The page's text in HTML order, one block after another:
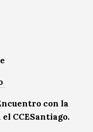
con la
CCESantiago.